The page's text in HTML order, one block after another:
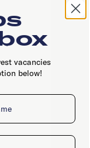
vacancies
below!